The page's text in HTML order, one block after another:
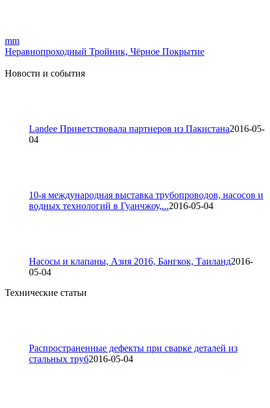
mm
Неравнопроходный Тройник, Чёрное Покрытие
Новости и события
Landee Приветствовала партнеров из Пакистана2016-05-
04
10-я международная выставка трубопроводов, насосов и
водных технологий в Гуанчжоу,...2016-05-04
Насосы и клапаны, Азия 2016, Бангкок, Таиланд2016-
05-04
Технические статьи
Распространенные дефекты при сварке деталей из
стальных труб2016-05-04